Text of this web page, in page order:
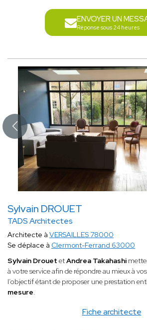
ENVOYER UN
Réponse sous 24 heures
Sylvain DROUET
TADS Architectes
Fiche architecte
Architecte à VERSAILLES 78000
Se déplace à Clermont-Ferrand 63000
Sylvain Drouet etAndrea Takahashi
à votre service afin de répondre au mieux à
l’objectif étant de proposer une prestation
mesure.